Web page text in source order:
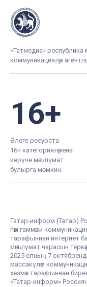
«Татмедиа» республика
коммуникацияләр
16+
Әлеге ресурста
16+ категорияләренә
керүче мәгълүмат
булырга мөмкин.
Татар-информ (Татар)
һәм гаммәви
тарафыннан интернет
мәгълүмат чарасын
2025 елның 7 октябрендә
массакүләм
хезмәт тарафыннан
«Татар-информ»